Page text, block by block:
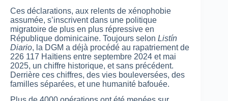
Ces déclarations, aux relents de xénophobie
assumée, s’inscrivent dans une politique
migratoire de plus en plus répressive en
République dominicaine. Toujours selon Listín
Diario, la DGM a déjà procédé au rapatriement de
226 117 Haïtiens entre septembre 2024 et mai
2025, un chiffre historique, et sans précédent.
Derrière ces chiffres, des vies bouleversées, des
familles séparées, et une humanité bafouée.